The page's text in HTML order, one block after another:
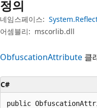
정의
네임스페이스:
어셈블리: mscorlib.dll
ObfuscationAttribute 클
C#
public